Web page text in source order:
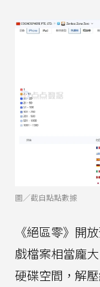
圖／截自點點數據
《絕區零》開
戲檔案相當龐
硬碟空間，解